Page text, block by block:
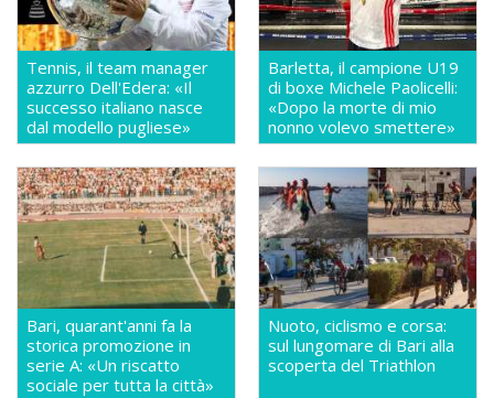
Tennis, il team manager
azzurro Dell'Edera: «Il
successo italiano nasce
dal modello pugliese»
Barletta, il campione U19
di boxe Michele Paolicelli:
«Dopo la morte di mio
nonno volevo smettere»
Bari, quarant'anni fa la
storica promozione in
serie A: «Un riscatto
sociale per tutta la città»
Nuoto, ciclismo e corsa:
sul lungomare di Bari alla
scoperta del Triathlon